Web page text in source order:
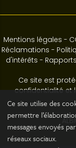
Mentions légales -
Réclamations -
d'intérêts -
Ce site est
confidentialité et
Ce site utilise des
permettre
messages envoyés
réseaux sociaux.